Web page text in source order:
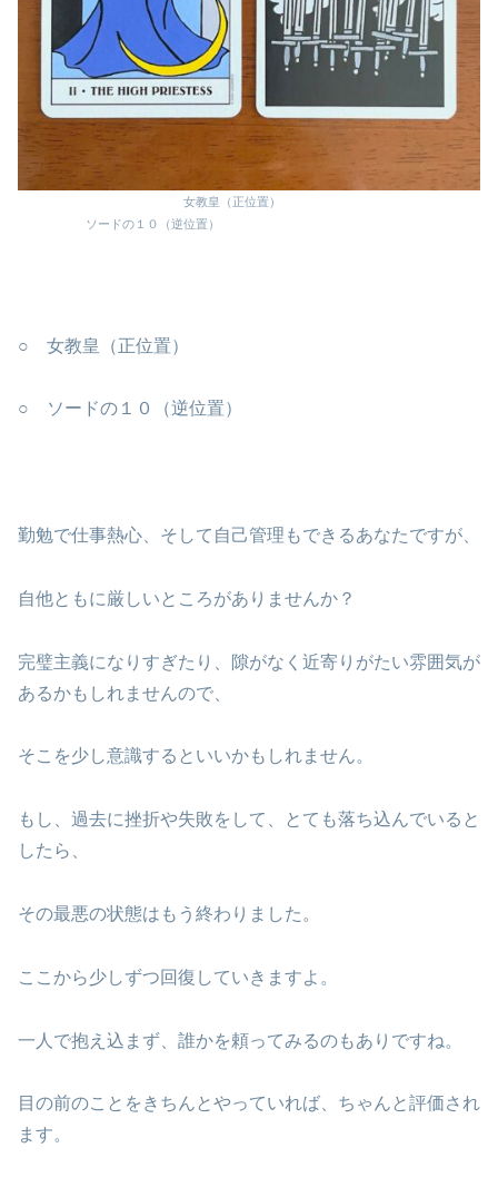
女教皇（正位置）
ソードの１０（逆位置）
○ 女教皇（正位置）
○ ソードの１０（逆位置）
勤勉で仕事熱心、そして自己管理もできるあなたですが、
自他ともに厳しいところがありませんか？
完璧主義になりすぎたり、隙がなく近寄りがたい雰囲気が
あるかもしれませんので、
そこを少し意識するといいかもしれません。
もし、過去に挫折や失敗をして、とても落ち込んでいると
したら、
その最悪の状態はもう終わりました。
ここから少しずつ回復していきますよ。
一人で抱え込まず、誰かを頼ってみるのもありですね。
目の前のことをきちんとやっていれば、ちゃんと評価され
ます。